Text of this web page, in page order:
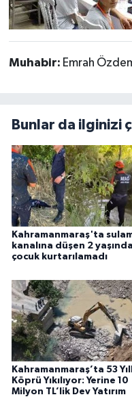
Muhabir: Emrah
Bunlar da ilginizi
Kahramanmaraş'ta
kanalına düşen 2
çocuk kurtarılamadı
Kahramanmaraş’ta 53
Köprü Yıkılıyor: Yerine 10
Milyon TL’lik Dev Yatırım